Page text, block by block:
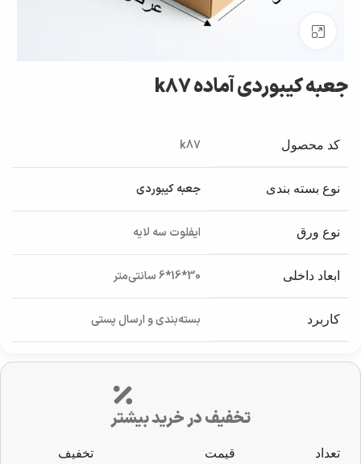
جعبه کیبوردی آماده k87
کد محصول k87
نوع بسته بندی جعبه کیبوردی
نوع ورق ایفلوت سه لایه
ابعاد داخلی 30*16*6 سانتی‌متر
کاربرد بسته‌بندی و ارسال پستی
تخفیف در خرید بیشتر
تعداد قیمت تخفیف